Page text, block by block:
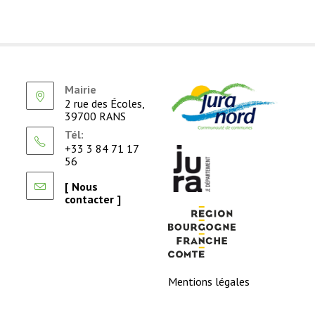
Mairie
2 rue des Écoles,
39700 RANS
Tél:
+33 3 84 71 17
56
[ Nous
contacter ]
Mentions légales